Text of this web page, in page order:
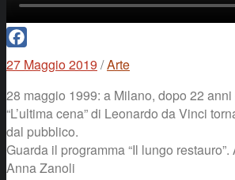
Facebook
27 Maggio 2019 /Arte
28 maggio 1999: a Milano, dopo 22
“L’ultima cena” di Leonardo da Vinci
dal pubblico.
Guarda il programma “Il lungo
Anna Zanoli